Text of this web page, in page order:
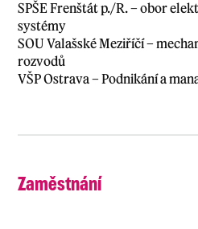
SPŠE Frenštát p./R. – obor
systémy
SOU Valašské Meziříčí –
rozvodů
VŠP Ostrava – Podnikání a
Zaměstnání